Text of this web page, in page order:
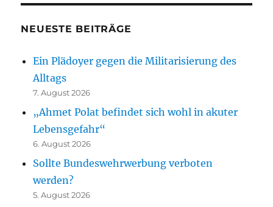
NEUESTE BEITRÄGE
Ein Plädoyer gegen die Militarisierung des
Alltags
7. August 2026
„Ahmet Polat befindet sich wohl in akuter
Lebensgefahr“
6. August 2026
Sollte Bundeswehrwerbung verboten
werden?
5. August 2026